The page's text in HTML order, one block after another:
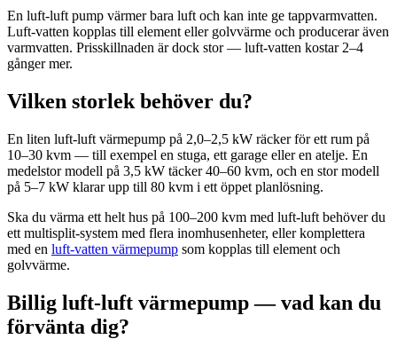
En luft-luft pump värmer bara luft och kan inte ge tappvarmvatten.
Luft-vatten kopplas till element eller golvvärme och producerar även
varmvatten. Prisskillnaden är dock stor — luft-vatten kostar 2–4
gånger mer.
Vilken storlek behöver du?
En liten luft-luft värmepump på 2,0–2,5 kW räcker för ett rum på
10–30 kvm — till exempel en stuga, ett garage eller en atelje. En
medelstor modell på 3,5 kW täcker 40–60 kvm, och en stor modell
på 5–7 kW klarar upp till 80 kvm i ett öppet planlösning.
Ska du värma ett helt hus på 100–200 kvm med luft-luft behöver du
ett multisplit-system med flera inomhusenheter, eller komplettera
med en luft-vatten värmepump som kopplas till element och
golvvärme.
Billig luft-luft värmepump — vad kan du
förvänta dig?